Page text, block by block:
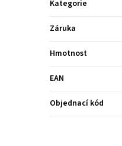
Kategorie
Záruka
Hmotnost
EAN
Objednací kód